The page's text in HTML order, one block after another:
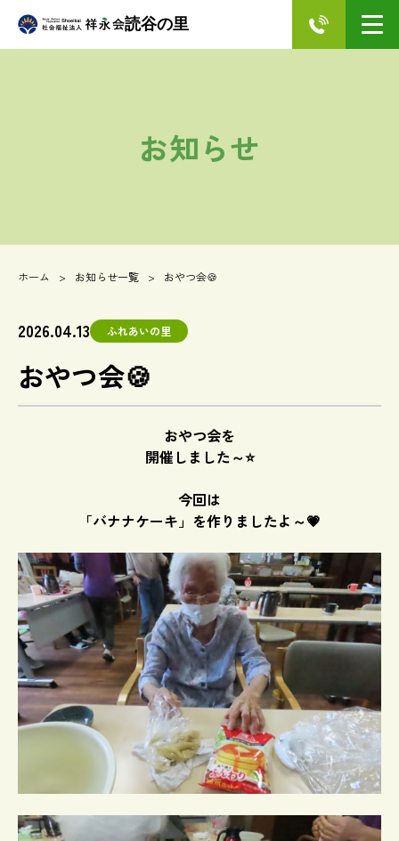
読谷の里
お知らせ
ホーム お知らせ一覧 おやつ会🍪
2026.04.13 ふれあいの里
おやつ会🍪
おやつ会を
開催しました～⭐
今回は
「バナナケーキ」を作りましたよ～💗